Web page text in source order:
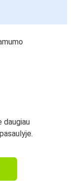
daugiau